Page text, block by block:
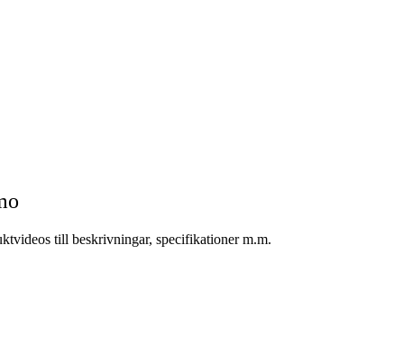
till beskrivningar, specifikationer m.m.